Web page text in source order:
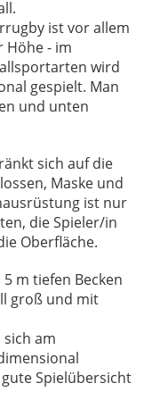
ist vor allem
Höhe - im
wird
gespielt. Man
und unten
sich auf die
Maske und
ist nur
die Spieler/in
Oberfläche.
m tiefen Becken
groß und mit
am
Spielübersicht